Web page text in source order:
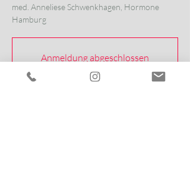
med. Anneliese Schwenkhagen, Hormone
Hamburg
Anmeldung abgeschlossen
Veranstaltungen ansehen